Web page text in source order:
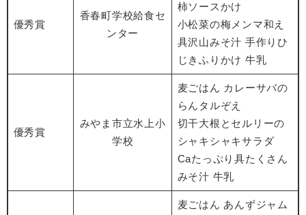
優秀賞
香春町学校給食セ
ンター
柿ソースかけ
小松菜の梅メンマ和え
具沢山みそ汁 手作りひ
じきふりかけ 牛乳
優秀賞
みやま市立水上小
学校
麦ごはん カレーサバの
らんタルぞえ
切干大根とセルリーの
シャキシャキサラダ
Caたっぷり具たくさん
みそ汁 牛乳
麦ごはん あんずジャム